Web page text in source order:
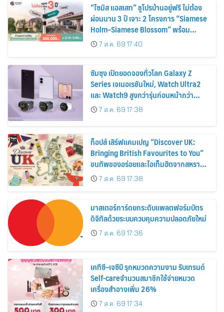
“ไซมิส แอสเสท” ชูโปรบ้านอยู่ฟรี ไม่ต้อง
ผ่อนนาน 3 ปี เจาะ 2 โครงการ “Siamese
Holm–Siamese Blossom” พร้อม
ส่วนลดและสิทธิพิเศษถึง 31 สิงหาคม
2569
7 ส.ค. 69 17:40
ซัมซุง เปิดยอดจองทั่วโลก Galaxy Z
Series เจเนอเรชันใหม่, Watch Ultra2
และ Watch9 สูงกว่ารุ่นก่อนหน้ากว่า
30%7 ส.ค. 69 17:38
ท็อปส์ เสิร์ฟแคมเปญ “Discover UK:
Bringing British Favourites to You”
ขนทัพของอร่อยและไอเท็มฮิตจากสหราช
อาณาจักร ส่งตรงถึงมือตั้งแต่วันนี้ – 18
สิงหาคมนี้
7 ส.ค. 69 17:38
มาสเตอร์การ์ดยกระดับแพลตฟอร์มบัตร
ดิจิทัลด้วยระบบควบคุมความปลอดภัยใหม่
7 ส.ค. 69 17:36
เคทีซี–เจซีบี รุกหมวดความงาม รับเทรนด์
Self-careจำนวนสมาชิกใช้จ่ายหมวด
เครื่องสำอางเพิ่ม 26%
7 ส.ค. 69 17:34